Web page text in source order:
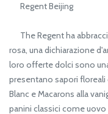
Regent Beijing
The Regent ha
rosa, una dichiarazione
loro offerte dolci sono
presentano sapori
Blanc e Macarons alla
panini classici come